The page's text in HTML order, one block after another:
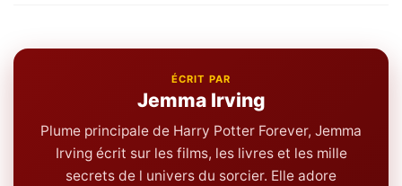
ÉCRIT PAR
Jemma Irving
Plume principale de Harry Potter Forever, Jemma
Irving écrit sur les films, les livres et les mille
secrets de l univers du sorcier. Elle adore